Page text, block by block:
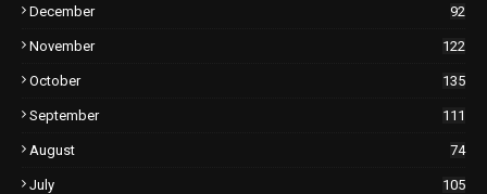
December 92
November 122
October 135
September 111
August 74
July 105